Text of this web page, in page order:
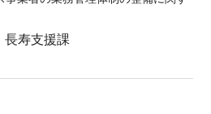
長寿支援課